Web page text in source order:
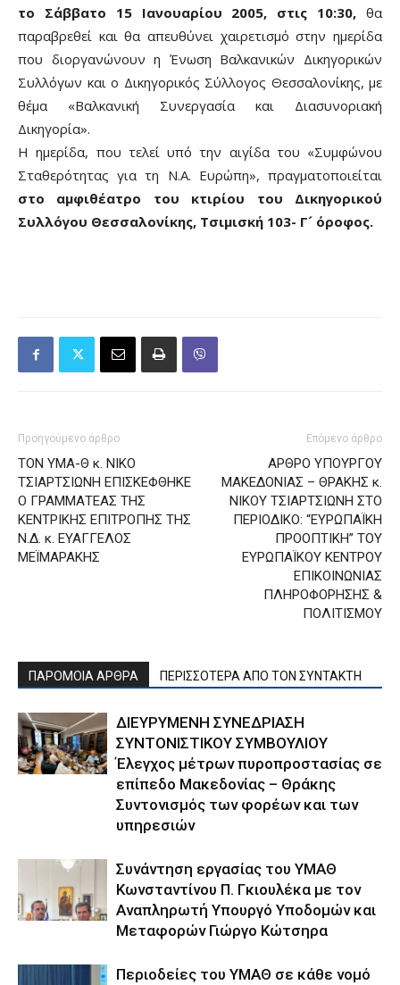
το Σάββατο 15 Ιανουαρίου 2005, στις 10:30, θα
παραβρεθεί και θα απευθύνει χαιρετισμό στην ημερίδα
που διοργανώνουν η Ένωση Βαλκανικών Δικηγορικών
Συλλόγων και ο Δικηγορικός Σύλλογος Θεσσαλονίκης, με
θέμα «Βαλκανική Συνεργασία και Διασυνοριακή
Δικηγορία».
Η ημερίδα, που τελεί υπό την αιγίδα του «Συμφώνου
Σταθερότητας για τη Ν.Α. Ευρώπη», πραγματοποιείται
στο αμφιθέατρο του κτιρίου του Δικηγορικού
Συλλόγου Θεσσαλονίκης, Τσιμισκή 103- Γ´ όροφος.
Προηγούμενο άρθρο
ΤΟΝ ΥΜΑ-Θ κ. ΝΙΚΟ
ΤΣΙΑΡΤΣΙΩΝΗ ΕΠΙΣΚΕΦΘΗΚΕ
Ο ΓΡΑΜΜΑΤΕΑΣ ΤΗΣ
ΚΕΝΤΡΙΚΗΣ ΕΠΙΤΡΟΠΗΣ ΤΗΣ
Ν.Δ. κ. ΕΥΑΓΓΕΛΟΣ
ΜΕΪΜΑΡΑΚΗΣ
Επόμενο άρθρο
ΑΡΘΡΟ ΥΠΟΥΡΓΟΥ
ΜΑΚΕΔΟΝΙΑΣ – ΘΡΑΚΗΣ κ.
ΝΙΚΟΥ ΤΣΙΑΡΤΣΙΩΝΗ ΣΤΟ
ΠΕΡΙΟΔΙΚΟ: “ΕΥΡΩΠΑΪΚΗ
ΠΡΟΟΠΤΙΚΗ” ΤΟΥ
ΕΥΡΩΠΑΪΚΟΥ ΚΕΝΤΡΟΥ
ΕΠΙΚΟΙΝΩΝΙΑΣ
ΠΛΗΡΟΦΟΡΗΣΗΣ &
ΠΟΛΙΤΙΣΜΟΥ
ΠΑΡΟΜΟΙΑ ΑΡΘΡΑ ΠΕΡΙΣΣΟΤΕΡΑ ΑΠΟ ΤΟΝ ΣΥΝΤΑΚΤΗ
ΔΙΕΥΡΥΜΕΝΗ ΣΥΝΕΔΡΙΑΣΗ
ΣΥΝΤΟΝΙΣΤΙΚΟΥ ΣΥΜΒΟΥΛΙΟΥ
Έλεγχος μέτρων πυροπροστασίας σε
επίπεδο Μακεδονίας – Θράκης
Συντονισμός των φορέων και των
υπηρεσιών
Συνάντηση εργασίας του ΥΜΑΘ
Κωνσταντίνου Π. Γκιουλέκα με τον
Αναπληρωτή Υπουργό Υποδομών και
Μεταφορών Γιώργο Κώτσηρα
Περιοδείες του ΥΜΑΘ σε κάθε νομό